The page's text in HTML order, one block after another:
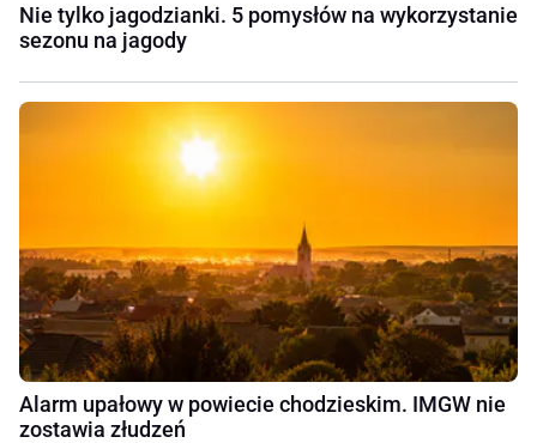
Nie tylko jagodzianki. 5 pomysłów na wykorzystanie
sezonu na jagody
Alarm upałowy w powiecie chodzieskim. IMGW nie
zostawia złudzeń